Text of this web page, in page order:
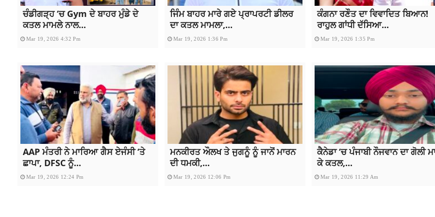
ਚੰਡੀਗੜ੍ਹ ‘ਚ Gym ਦੇ ਬਾਹਰ ਮੁੰਡੇ ਦੇ
ਕਤਲ ਮਾਮਲੇ ਨਾਲ...
Mar 19, 2026 4:32 Pm
ਜਿੰਮ ਬਾਹਰ ਮਾਰੇ ਗਏ ਪ੍ਰਾਪਰਟੀ ਡੀਲਰ
ਦਾ ਕਤਲ ਮਾਮਲਾ,...
Mar 19, 2026 1:36 Pm
ਕੰਗਨਾ ਰਣੌਤ ਦਾ ਵਿਵਾਦਿਤ ਬਿਆਨ!
ਰਾਹੁਲ ਗਾਂਧੀ ਦੱਸਿਆ...
Mar 19, 2026 1:35 Pm
AAP ਮੰਤਰੀ ਨੇ ਮਾਰਿਆ ਗੈਸ ਏਜੰਸੀ ‘ਤੇ
ਛਾਪਾ, DFSC ਨੂੰ...
Mar 19, 2026 12:24 Pm
ਮਨਕੀਰਤ ਔਲਖ ਤੇ ਜੁਗਨੂੰ ਨੂੰ ਜਾਨੋਂ ਮਾਰਨ
ਦੀ ਧਮਕੀ,...
Mar 19, 2026 12:06 Pm
ਕੈਨੇਡਾ ‘ਚ ਪੰਜਾਬੀ ਨੌਜਵਾਨ ਦਾ ਗੋਲੀ
ਕੇ ਕਤਲ,...
Mar 19, 2026 11:29 Am